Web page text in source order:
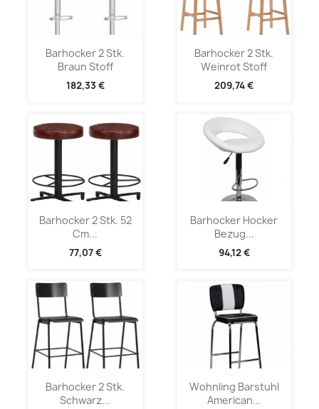
Barhocker 2 Stk.
Braun Stoff
182,33 €
Barhocker 2 Stk.
Weinrot Stoff
209,74 €
Barhocker 2 Stk. 52
Cm...
77,07 €
Barhocker Hocker
Bezug...
94,12 €
Barhocker 2 Stk.
Schwarz...
Wohnling Barstuhl
American...